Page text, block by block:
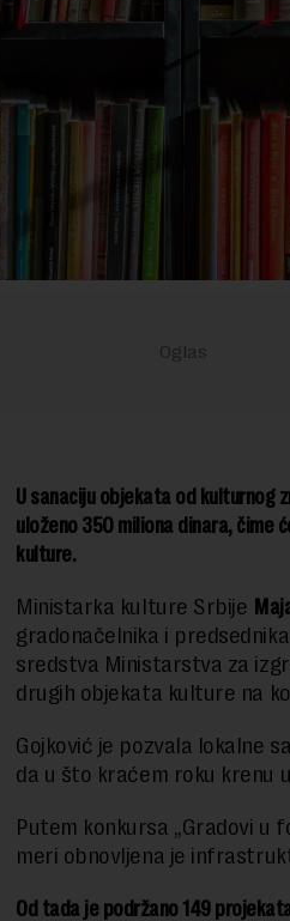
U sanaciju objekata od kulturnog
uloženo 350 miliona dinara,
kulture.
Ministarka kulture Srbije
gradonačelnika i
sredstva Ministarstva za
drugih objekata kulture na
Gojković je pozvala lokalne
da u što kraćem roku krenu
Putem konkursa „Gradovi u
meri obnovljena je
Od tada je podržano 149